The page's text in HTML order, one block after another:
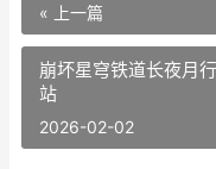
« 上一篇
崩坏星穹铁道长夜月
站
2026-02-02